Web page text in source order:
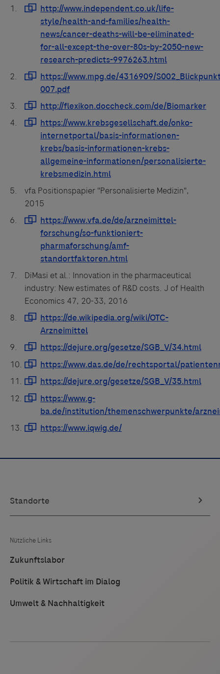
vfa Positionspapier "Personalisierte Medizin",
2015
DiMasi et al.: Innovation in the pharmaceutical
industry: New estimates of R&D costs. J of Health
Economics 47, 20-33, 2016